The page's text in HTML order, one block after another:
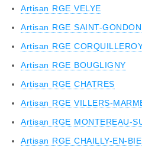
Artisan RGE VELYE
Artisan RGE SAINT-GONDON
Artisan RGE
Artisan RGE BOUGLIGNY
Artisan RGE CHATRES
Artisan RGE VILLERS-
Artisan RGE MONTEREAU-
Artisan RGE CHAILLY-EN-